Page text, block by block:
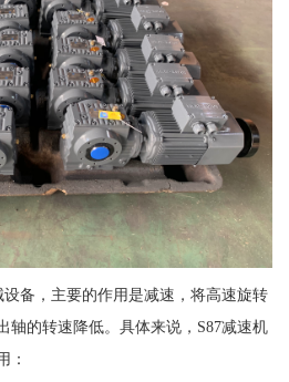
备，主要的作用是减速，将高速旋转
轴的转速降低。具体来说，S87减速机
：